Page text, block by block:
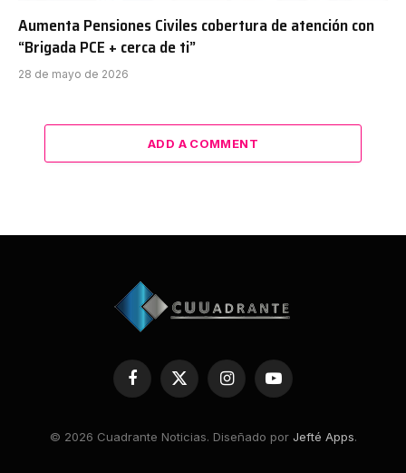
Aumenta Pensiones Civiles cobertura de atención con
“Brigada PCE + cerca de ti”
28 de mayo de 2026
ADD A COMMENT
Facebook
X
InstagramYouTube
© 2026 Cuadrante Noticias. Diseñado por Jefté Apps.